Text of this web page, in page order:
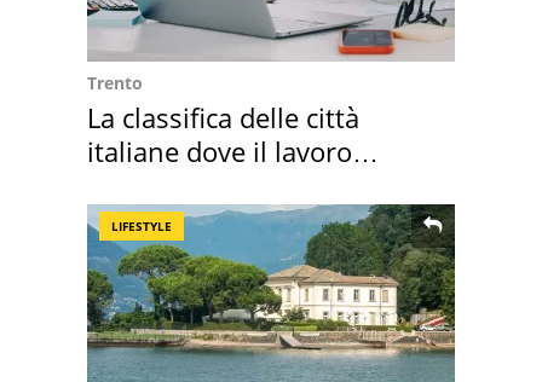
Trento
La classifica delle città
italiane dove il lavoro
LIFESTYLE